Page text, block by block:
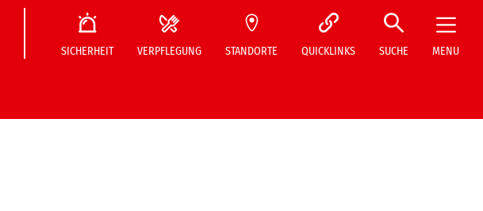
SICHERHEIT VERPFLEGUNG STANDORTE QUICKLINKS SUCHE MENU